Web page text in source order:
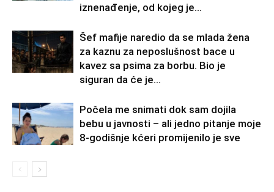
iznenađenje, od kojeg je...
Šef mafije naredio da se mlada žena
za kaznu za neposlušnost bace u
kavez sa psima za borbu. Bio je
siguran da će je...
Počela me snimati dok sam dojila
bebu u javnosti – ali jedno pitanje moje
8-godišnje kćeri promijenilo je sve